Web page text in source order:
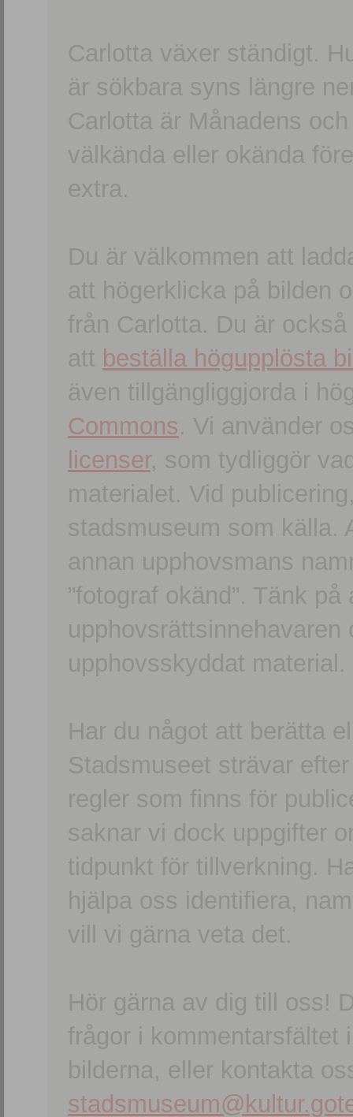
Carlotta växer ständigt.
är sökbara syns längre
Carlotta är Månadens
välkända eller okända
extra.
Du är välkommen att
att högerklicka på bilden
från Carlotta. Du är
att beställa högupplösta
även tillgängliggjorda i
Commons. Vi använder
licenser, som tydliggör
materialet. Vid
stadsmuseum som källa.
annan upphovsmans
”fotograf okänd”. Tänk
upphovsskyddat material.
Har du något att berätta
Stadsmuseet strävar
regler som finns för
saknar vi dock uppgifter
tidpunkt för tillverkning.
hjälpa oss identifiera,
vill vi gärna veta det.
Hör gärna av dig till oss!
frågor i kommentarsfältet
bilderna, eller kontakta